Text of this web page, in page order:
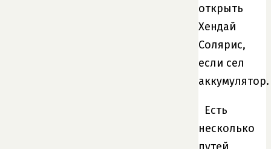
открыть
Хендай
Солярис,
если сел
аккумулятор.
Есть
несколько